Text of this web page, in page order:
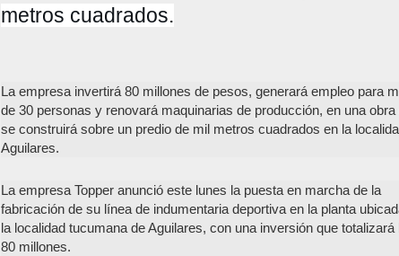
metros cuadrados.
La empresa invertirá 80 millones de pesos, generará empleo para
de 30 personas y renovará maquinarias de producción, en una obra
se construirá sobre un predio de mil metros cuadrados en la
Aguilares.
La empresa Topper anunció este lunes la puesta en marcha de la
fabricación de su línea de indumentaria deportiva en la planta
la localidad tucumana de Aguilares, con una inversión que totalizará
80 millones.